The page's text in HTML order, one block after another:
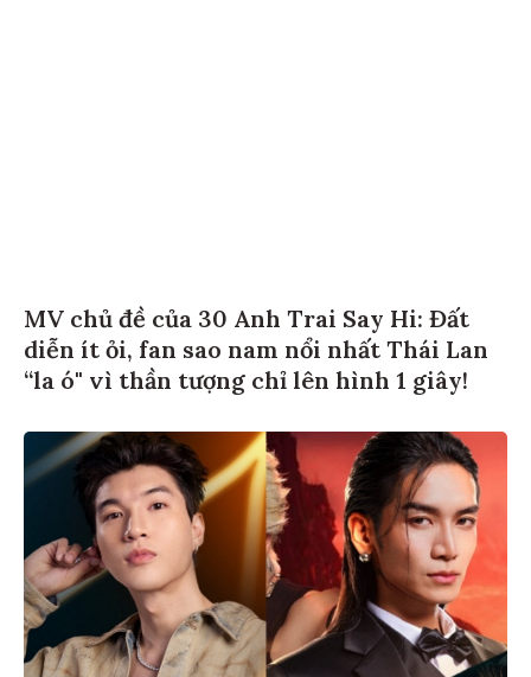
MV chủ đề của 30 Anh Trai Say Hi: Đất
diễn ít ỏi, fan sao nam nổi nhất Thái Lan
“la ó" vì thần tượng chỉ lên hình 1 giây!